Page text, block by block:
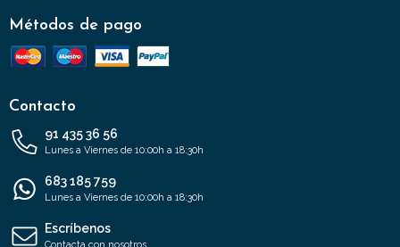
Métodos de pago
Contacto
91 435 36 56
Lunes a Viernes de 10:00h a 18:30h
683 185 759
Lunes a Viernes de 10:00h a 18:30h
Escríbenos
Contacta con nosotros